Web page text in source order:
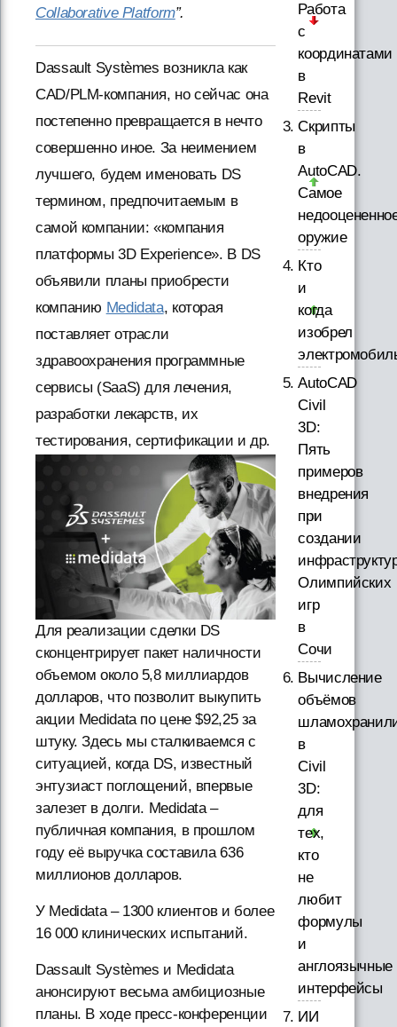
Collaborative Platform”.
Dassault Systèmes возникла как
CAD/PLM-компания, но сейчас она
постепенно превращается в нечто
совершенно иное. За неимением
лучшего, будем именовать DS
термином, предпочитаемым в
самой компании: «компания
платформы 3D Experience». В DS
объявили планы приобрести
компанию Medidata, которая
поставляет отрасли
здравоохранения программные
сервисы (SaaS) для лечения,
разработки лекарств, их
тестирования, сертификации и др.
Для реализации сделки DS
сконцентрирует пакет наличности
объемом около 5,8 миллиардов
долларов, что позволит выкупить
акции Medidata по цене $92,25 за
штуку. Здесь мы сталкиваемся с
ситуацией, когда DS, известный
энтузиаст поглощений, впервые
залезет в долги. Medidata –
публичная компания, в прошлом
году её выручка составила 636
миллионов долларов.
У Medidata – 1300 клиентов и более
16 000 клинических испытаний.
Dassault Systèmes и Medidata
анонсируют весьма амбициозные
планы. В ходе пресс-конференции
Работа
с
координатами
в
Revit
Скрипты
в
AutoCAD.
Самое
оружие
Кто
и
когда
изобрел
AutoCAD
Civil
3D:
Пять
примеров
внедрения
при
создании
Олимпийских
игр
в
Сочи
Вычисление
объёмов
в
Civil
3D:
для
тех,
кто
не
любит
формулы
и
англоязычные
интерфейсы
ИИ